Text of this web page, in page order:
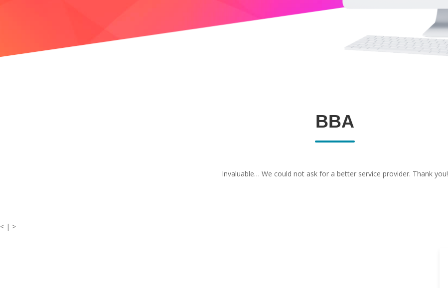
BBA
Invaluable… We could not ask for a better service provider. Thank you!
< | >